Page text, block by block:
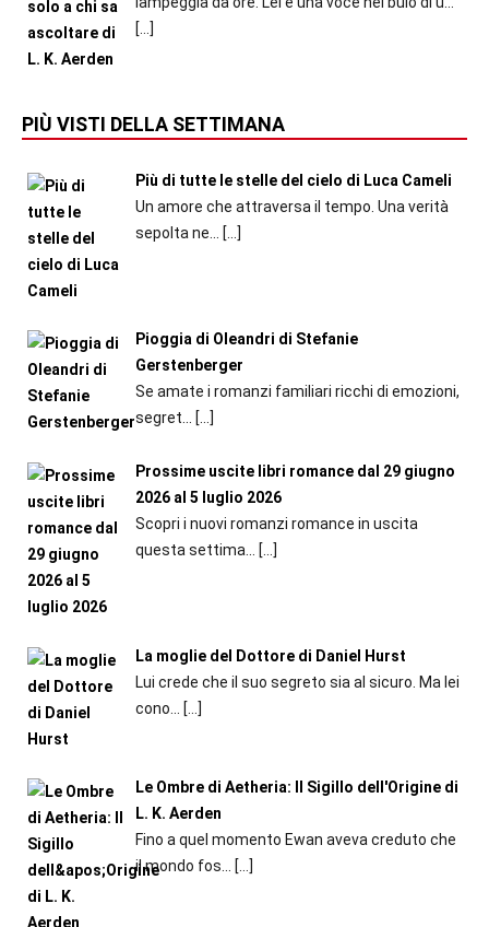
[…]
PIÙ VISTI DELLA SETTIMANA
Più di tutte le stelle del cielo di Luca Cameli
Un amore che attraversa il tempo. Una verità
sepolta ne... […]
Pioggia di Oleandri di Stefanie
Gerstenberger
Se amate i romanzi familiari ricchi di emozioni,
segret...
[…]
Prossime uscite libri romance dal 29 giugno
2026 al 5 luglio 2026
Scopri i nuovi romanzi romance in uscita
questa settima...
[…]
La moglie del Dottore di Daniel Hurst
Lui crede che il suo segreto sia al sicuro. Ma lei
cono...
[…]
Le Ombre di Aetheria: Il Sigillo dell'Origine di
L. K. Aerden
Fino a quel momento Ewan aveva creduto che
il mondo fos... […]